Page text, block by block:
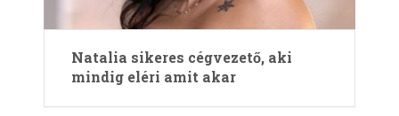
Natalia sikeres cégvezető, aki
mindig eléri amit akar